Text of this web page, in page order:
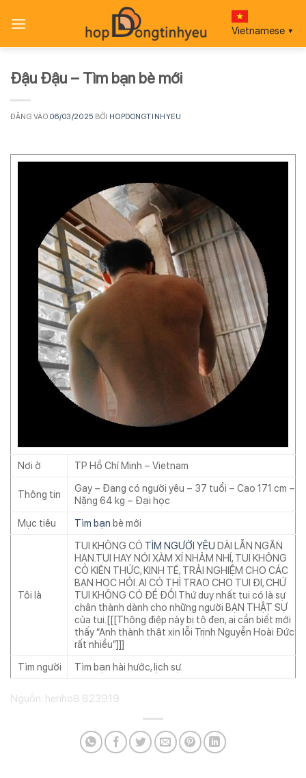
qua
Vietnamese ▼
Đậu Đậu – Tìm bạn bè mới
ĐĂNG VÀO06/03/2025 BỞI HOPDONGTINHYEU
Nơi ở TP Hồ Chí Minh – Vietnam
Thông tin
Gay – Đang có người yêu – 37 tuổi – Cao 171 cm –
Nặng 64 kg – Đại học
Mục tiêu
Tìm bạn bè mới
Tôi là
TUI KHÔNG CÓ TÌM NGƯỜI YÊU DÀI LẪN NGẮN
HẠN.TUI HAY NÓI XÀM XÍ NHẢM NHÍ, TUI KHÔNG
CÓ KIẾN THỨC, KINH TẾ, TRẢI NGHIỆM CHO CÁC
BẠN HỌC HỎI. AI CÓ THÌ TRAO CHO TUI ĐI, CHỨ
TUI KHÔNG CÓ ĐỂ ĐỔI.Thứ duy nhất tui có là sự
chân thành dành cho những người BẠN THẬT SỰ
của tui.[[[Thông điệp này bị tô đen, ai cần biết mới
thấy “Anh thành thật xin lỗi Trịnh Nguyễn Hoài Đức
rất nhiều”]]]
Tìm người
Tìm bạn hài hước, lịch sự.
Nguồn: henho8 823919